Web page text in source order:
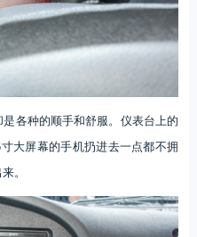
各种的顺手和舒服。仪表台上的
大屏幕的手机扔进去一点都不拥
。